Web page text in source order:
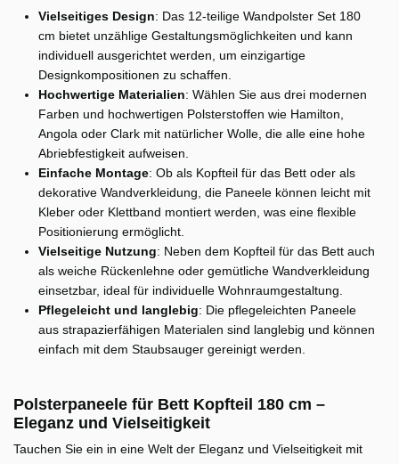
Vielseitiges Design: Das 12-teilige Wandpolster Set 180
cm bietet unzählige Gestaltungsmöglichkeiten und kann
individuell ausgerichtet werden, um einzigartige
Designkompositionen zu schaffen.
Hochwertige Materialien: Wählen Sie aus drei modernen
Farben und hochwertigen Polsterstoffen wie Hamilton,
Angola oder Clark mit natürlicher Wolle, die alle eine hohe
Abriebfestigkeit aufweisen.
Einfache Montage: Ob als Kopfteil für das Bett oder als
dekorative Wandverkleidung, die Paneele können leicht mit
Kleber oder Klettband montiert werden, was eine flexible
Positionierung ermöglicht.
Vielseitige Nutzung: Neben dem Kopfteil für das Bett auch
als weiche Rückenlehne oder gemütliche Wandverkleidung
einsetzbar, ideal für individuelle Wohnraumgestaltung.
Pflegeleicht und langlebig: Die pflegeleichten Paneele
aus strapazierfähigen Materialen sind langlebig und können
einfach mit dem Staubsauger gereinigt werden.
Polsterpaneele für Bett Kopfteil 180 cm –
Eleganz und Vielseitigkeit
Tauchen Sie ein in eine Welt der Eleganz und Vielseitigkeit mit